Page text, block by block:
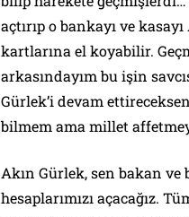
açtırıp o bankayı ve
kartlarına el koyabilir.
arkasındayım bu işin
Gürlek’i devam
bilmem ama millet
Akın Gürlek, sen bakan
hesaplarımızı açacağız.